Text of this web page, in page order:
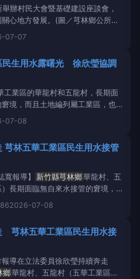
辦村民大會暨基礎建設座談會，
心地方發展。(圖／芎林鄉公所政
報/記者羅蔚舟報導】為落實審議式
並強化基層溝通，
建設座談會。芎林鄉公所期盼透過
07-07
民生用水露曙光 徐欣瑩協調
工業區的華龍村和五龍村，長期面
境，而且土地編列屬工業區，也成
徐欣瑩辦公室最近召開協調會、積
在立委徐欣瑩持續奔走下，民生用
及配水池，且提出其他方案，可一
07-08
寬報導】 新竹縣芎林鄉華龍村、五
長期面臨無自來水接管的窘境，在
奔走下，民生用水問題可望獲得解
日召開協調會、積極協調各方，自
方案，可一併納入工業區用水
2026-07-08
芎林五華工業區民生用水接
導在立法委員徐欣瑩持續奔走
鄉華龍村、五龍村（五華工業區）